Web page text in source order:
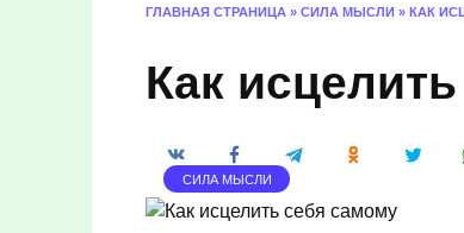
ГЛАВНАЯ СТРАНИЦА » СИЛА МЫСЛИ » КАК
Как
СИЛА МЫСЛИ